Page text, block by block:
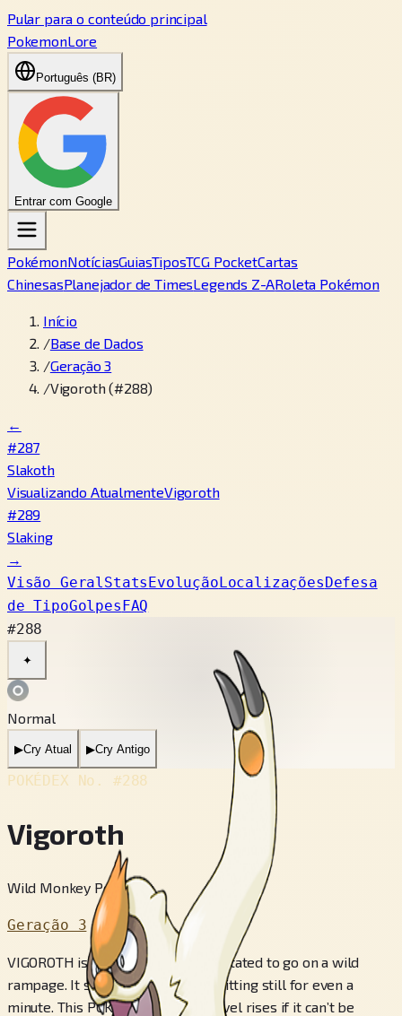
Pular para o conteúdo principal
PokemonLore
Português (BR)
Entrar com Google
PokémonNotíciasGuiasTiposTCG PocketCartas
ChinesasPlanejador de TimesLegends Z-ARoleta Pokémon
Início
/Base de Dados
/Geração 3
/Vigoroth (#288)
←
#287
Slakoth
Visualizando AtualmenteVigoroth
#289
Slaking
→
Visão GeralStatsEvoluçãoLocalizaçõesDefesa
de TipoGolpesFAQ
#288
✦
Normal
▶Cry Atual ▶Cry Antigo
POKÉDEX No. #288
Vigoroth
Wild Monkey Pokémon
Geração 3
VIGOROTH is always itching and agitated to go on a wild
rampage. It simply can’t tolerate sitting still for even a
minute. This POKéMON’s stress level rises if it can’t be